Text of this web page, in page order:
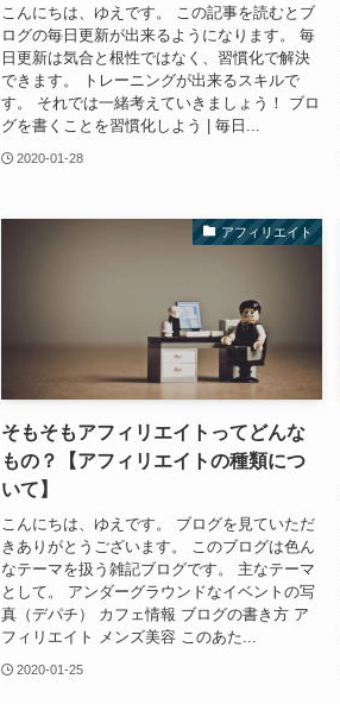
こんにちは、ゆえです。 この記事を読むとブ
ログの毎日更新が出来るようになります。 毎
日更新は気合と根性ではなく、習慣化で解決
できます。 トレーニングが出来るスキルで
す。 それでは一緒考えていきましょう！ ブロ
グを書くことを習慣化しよう | 毎日...
2020-01-28
アフィリエイト
そもそもアフィリエイトってどんな
もの？【アフィリエイトの種類につ
いて】
こんにちは、ゆえです。 ブログを見ていただ
きありがとうございます。 このブログは色ん
なテーマを扱う雑記ブログです。 主なテーマ
として。 アンダーグラウンドなイベントの写
真（デパチ） カフェ情報 ブログの書き方 ア
フィリエイト メンズ美容 このあた...
2020-01-25